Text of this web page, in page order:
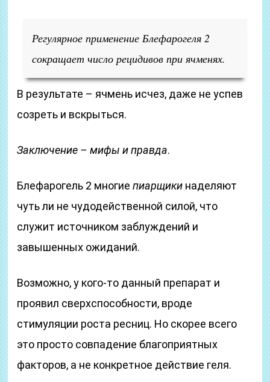
Регулярное применение Блефарогеля 2
сокращает число рецидивов при ячменях.
В результате – ячмень исчез, даже не успев
созреть и вскрыться.
Заключение – мифы и правда.
Блефарогель 2 многиепиарщики наделяют
чуть ли не чудодейственной силой, что
служит источником заблуждений и
завышенных ожиданий.
Возможно, у кого-то данный препарат и
проявил сверхспособности, вроде
стимуляции роста ресниц. Но скорее всего
это просто совпадение благоприятных
факторов, а не конкретное действие геля.